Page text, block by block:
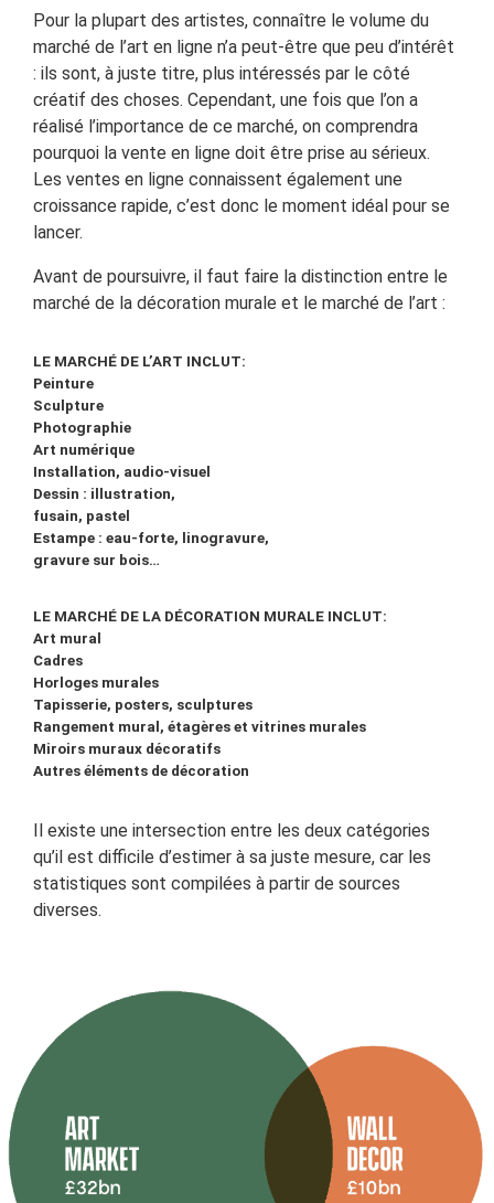
Pour la plupart des artistes, connaître le volume du
marché de l’art en ligne n’a peut-être que peu d’intérêt
: ils sont, à juste titre, plus intéressés par le côté
créatif des choses. Cependant, une fois que l’on a
réalisé l’importance de ce marché, on comprendra
pourquoi la vente en ligne doit être prise au sérieux.
Les ventes en ligne connaissent également une
croissance rapide, c’est donc le moment idéal pour se
lancer.
Avant de poursuivre, il faut faire la distinction entre le
marché de la décoration murale et le marché de l’art :
LE MARCHÉ DE L’ART INCLUT:
Peinture
Sculpture
Photographie
Art numérique
Installation, audio-visuel
Dessin : illustration,
fusain, pastel
Estampe : eau-forte, linogravure,
gravure sur bois…
LE MARCHÉ DE LA DÉCORATION MURALE INCLUT:
Art mural
Cadres
Horloges murales
Tapisserie, posters, sculptures
Rangement mural, étagères et vitrines murales
Miroirs muraux décoratifs
Autres éléments de décoration
Il existe une intersection entre les deux catégories
qu’il est difficile d’estimer à sa juste mesure, car les
statistiques sont compilées à partir de sources
diverses.